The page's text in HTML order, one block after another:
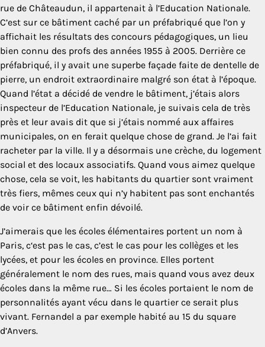
rue de Châteaudun, il appartenait à l’Education Nationale.
C’est sur ce bâtiment caché par un préfabriqué que l’on y
affichait les résultats des concours pédagogiques, un lieu
bien connu des profs des années 1955 à 2005. Derrière ce
préfabriqué, il y avait une superbe façade faite de dentelle de
pierre, un endroit extraordinaire malgré son état à l’époque.
Quand l’état a décidé de vendre le bâtiment, j’étais alors
inspecteur de l’Education Nationale, je suivais cela de très
près et leur avais dit que si j’étais nommé aux affaires
municipales, on en ferait quelque chose de grand. Je l’ai fait
racheter par la ville. Il y a désormais une crèche, du logement
social et des locaux associatifs. Quand vous aimez quelque
chose, cela se voit, les habitants du quartier sont vraiment
très fiers, mêmes ceux qui n’y habitent pas sont enchantés
de voir ce bâtiment enfin dévoilé.
J’aimerais que les écoles élémentaires portent un nom à
Paris, c‘est pas le cas, c’est le cas pour les collèges et les
lycées, et pour les écoles en province. Elles portent
généralement le nom des rues, mais quand vous avez deux
écoles dans la même rue… Si les écoles portaient le nom de
personnalités ayant vécu dans le quartier ce serait plus
vivant. Fernandel a par exemple habité au 15 du square
d’Anvers.